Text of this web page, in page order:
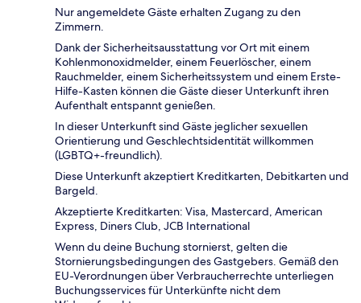
Nur angemeldete Gäste erhalten Zugang zu den
Zimmern.
Dank der Sicherheitsausstattung vor Ort mit einem
Kohlenmonoxidmelder, einem Feuerlöscher, einem
Rauchmelder, einem Sicherheitssystem und einem Erste-
Hilfe-Kasten können die Gäste dieser Unterkunft ihren
Aufenthalt entspannt genießen.
In dieser Unterkunft sind Gäste jeglicher sexuellen
Orientierung und Geschlechtsidentität willkommen
(LGBTQ+-freundlich).
Diese Unterkunft akzeptiert Kreditkarten, Debitkarten und
Bargeld.
Akzeptierte Kreditkarten: Visa, Mastercard, American
Express, Diners Club, JCB International
Wenn du deine Buchung stornierst, gelten die
Stornierungsbedingungen des Gastgebers. Gemäß den
EU-Verordnungen über Verbraucherrechte unterliegen
Buchungsservices für Unterkünfte nicht dem